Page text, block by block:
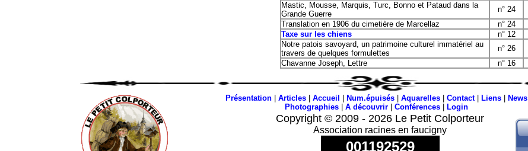
Mastic, Mousse, Marquis, Turc, Bonno et Pataud dans la
Grande Guerre
n° 24
Translation en 1906 du cimetière de Marcellaz
n° 24
Taxe sur les chiens
n° 12
Notre patois savoyard, un patrimoine culturel immatériel au
travers de quelques formulettes
n° 26
Chavanne Joseph, Lettre
n° 16
Présentation Articles Accueil Num.épuisés Aquarelles Contact| Liens
News
Photographies
A découvrir Conférences Login
Copyright © 2009 - 2026 Le Petit Colporteur
Association racines en faucigny
001192529